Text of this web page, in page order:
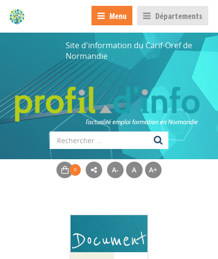
Menu Départements
Site d'information du Carif-Oref de
Normandie
A- A A+